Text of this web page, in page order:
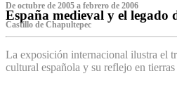
De octubre de 2005 a febrero de 2006
España medieval y el legado
Castillo de Chapultepec
La exposición internacional ilustra el
cultural española y su reflejo en